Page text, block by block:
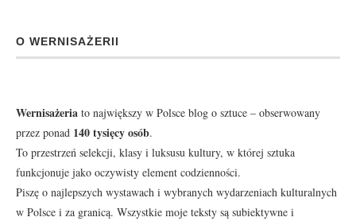
O WERNISAŻERII
Wernisażeria to największy w Polsce blog o sztuce – obserwowany
przez ponad 140 tysięcy osób.
To przestrzeń selekcji, klasy i luksusu kultury, w której sztuka
funkcjonuje jako oczywisty element codzienności.
Piszę o najlepszych wystawach i wybranych wydarzeniach kulturalnych
w Polsce i za granicą. Wszystkie moje teksty są subiektywne i